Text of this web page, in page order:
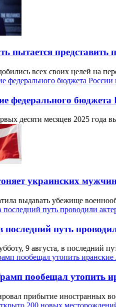
пытается представить
всех своих целей на
федерального бюджета
десяти месяцев 2025 года
украинских
выдавать убежище
последний путь
9 августа, в последний
пообещал утопить
прибытие иностранных